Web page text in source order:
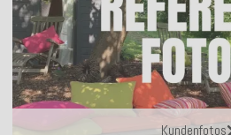
Kundenfotos